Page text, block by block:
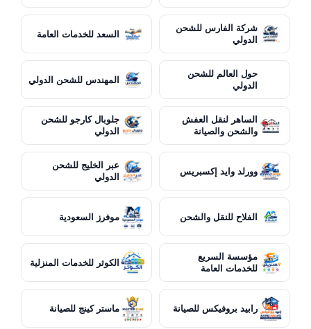
شركة الفارس للشحن
الدولي
السعد للخدمات العامة
حول العالم للشحن
الدولي
المهندس للشحن الدولي
الساهر لنقل العفش
والشحن والصيانة
جلوبال كارجو للشحن
الدولي
وورلد وايد إكسبريس
عبر الخليج للشحن
الدولي
الفلاح للنقل والشحن موفرز السعودية
مؤسسة السريع
للخدمات العامة
الكوثر للخدمات المنزلية
رابيد بروفيكس للصيانة ماستر كينج للصيانة